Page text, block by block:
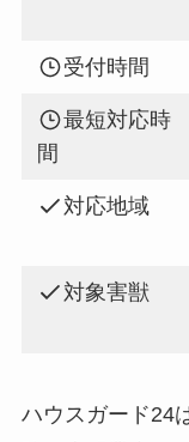
受付時間
最短対応時
間
対応地域
対象害獣
ハウスガード24